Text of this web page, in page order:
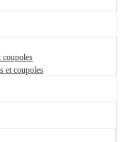
coupoles
et coupoles